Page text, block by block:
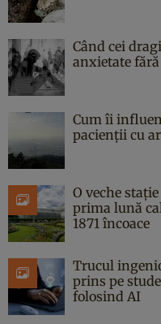
Când cei
anxietate fără
Cum îi
pacienții cu
O veche
prima lună
1871 încoace
Trucul
prins pe
folosind AI